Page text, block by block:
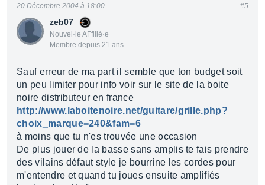
zeb07
Nouvel·le AFfilié·e
Membre depuis 21 ans
20 Décembre 2004 à 18:00 #5
Sauf erreur de ma part il semble que ton budget soit
un peu limiter pour info voir sur le site de la boite
noire distributeur en france
http://www.laboitenoire.net/guitare/grille.php?
choix_marque=240&fam=6
à moins que tu n'es trouvée une occasion
De plus jouer de la basse sans amplis te fais prendre
des vilains défaut style je bourrine les cordes pour
m'entendre et quand tu joues ensuite amplifiés